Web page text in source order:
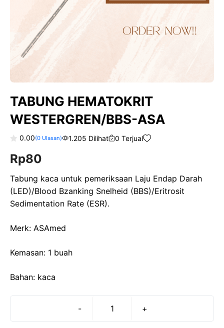
TABUNG HEMATOKRIT
WESTERGREN/BBS-ASA
o
u
o
f
5
0.00(0Ulasan) 1.205 Dilihat 0 Terjual
Rp80
Tabung kaca untuk pemeriksaan Laju Endap Darah
(LED)/Blood Bzanking Snelheid (BBS)/Eritrosit
Sedimentation Rate (ESR).
Merk: ASAmed
Kemasan: 1 buah
Bahan: kaca
-
Kuantitas
+